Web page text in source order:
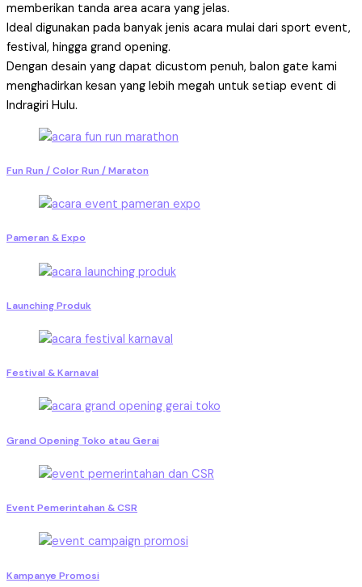
memberikan tanda area acara yang jelas.
Ideal digunakan pada banyak jenis acara mulai dari sport event,
festival, hingga grand opening.
Dengan desain yang dapat dicustom penuh, balon gate kami
menghadirkan kesan yang lebih megah untuk setiap event di
Indragiri Hulu.
Fun Run / Color Run / Maraton
Pameran & Expo
Launching Produk
Festival & Karnaval
Grand Opening Toko atau Gerai
Event Pemerintahan & CSR
Kampanye Promosi